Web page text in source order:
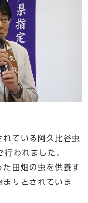
ている阿久比谷虫
われました。
田畑の虫を供養す
まりとされていま